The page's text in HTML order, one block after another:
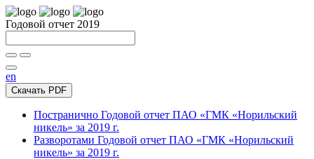
Годовой отчет 2019
en
Скачать PDF
Постранично Годовой отчет ПАО «ГМК «Норильский
никель» за 2019 г.
Разворотами Годовой отчет ПАО «ГМК «Норильский
никель» за 2019 г.